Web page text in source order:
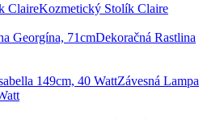
Kozmetický Stolík Claire
Dekoračná Rastlina
Závesná Lampa